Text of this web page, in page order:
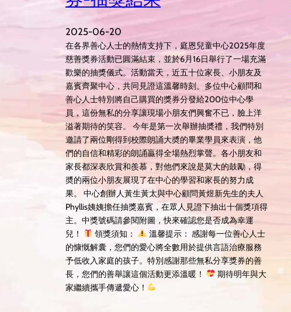
2025-06-20
在各界善心人士的熱情支持下，庭恩兒童中心2025年度
慈善獎券活動已圓滿結束，並於6月16日舉行了一場充滿
歡樂的抽獎儀式。活動當天，近五十位家長、小朋友及
嘉賓齊聚中心，共同見證這溫馨時刻。多位中心顧問和
善心人士特別將自己購買的獎券分發給200位中心學
員，這份無私的分享讓現場小朋友們興奮不已，臉上洋
溢著期待的笑容。 今年是第一次舉辦抽奬禮，我們特別
邀請了兩位剛得到校際朗誦大奬的畢業學員來表演，他
們的自信和精彩的朗誦贏得全場熱烈掌聲。各小朋友和
家長都深表欣賞和羨慕，對他們來說是莫大的鼓勵，得
奬的兩位小朋友展現了在中心的學習和家長的努力成
果。 中心創辦人黃生黃太與中心顧問黃煜新先生的夫人
Phyllis姨姨擔任抽獎嘉賓，在眾人見證下抽出十個獎項得
主。中獎號碼請參閱附圖，快來確認您是否成為幸運
兒！
領獎須知：
溫馨提示： 感謝每一位善心人士
的慷慨解囊，您們的愛心將全數用於提供言語治療服務
予低收入家庭的孩子。特別感謝那些無私分享獎券的善
長，您們的善舉讓這個活動更添溫暖！
期待明年與大
家繼續攜手傳遞愛心！